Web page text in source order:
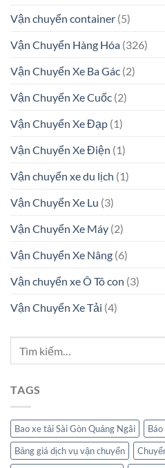
Vận chuyển container (5)
Vận Chuyển Hàng Hóa (326)
Vận Chuyển Xe Ba Gác (2)
Vận Chuyển Xe Cuốc (2)
Vận Chuyển Xe Đạp (1)
Vận Chuyển Xe Điện (1)
Vận chuyển xe du lịch (1)
Vận Chuyển Xe Lu (3)
Vận Chuyển Xe Máy (2)
Vận Chuyển Xe Nâng (6)
Vận chuyển xe Ô Tô con (3)
Vận Chuyển Xe Tải (4)
TAGS
Bao xe tải Sài Gòn Quảng Ngãi
Bảng giá dịch vụ vận chuyển